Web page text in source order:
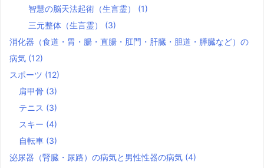
智慧の脳天法起術（生言霊） (1)
三元整体（生言霊） (3)
消化器（食道・胃・腸・直腸・肛門・肝臓・胆道・膵臓など）の
病気 (12)
スポーツ (12)
肩甲骨 (3)
テニス (3)
スキー (4)
自転車 (3)
泌尿器（腎臓・尿路）の病気と男性性器の病気 (4)